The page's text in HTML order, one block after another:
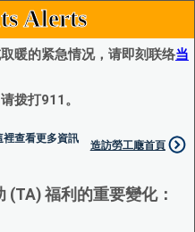
Alerts
暖的紧急情况，请即刻联络当
拨打911。
裡查看更多資訊
造訪勞工廰首頁
(TA) 福利的重要變化：